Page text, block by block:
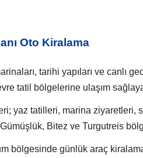
Oto Kiralama
tarihi yapıları ve canlı
tatil bölgelerine ulaşım
yaz tatilleri, marina
Bitez ve Turgutreis
bölgesinde günlük araç